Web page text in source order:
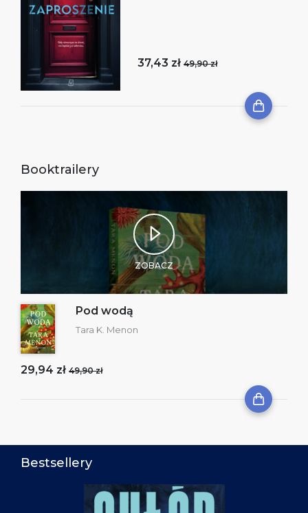
37,43 zł 49,90 zł
Booktrailery
ZOBACZ
Pod wodą
Tara K. Menon
29,94 zł 49,90 zł
Bestsellery